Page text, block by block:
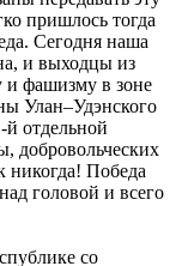
пришлось тогда
Сегодня наша
и выходцы из
и фашизму в зоне
Улан–Удэнского
отдельной
добровольческих
никогда! Победа
головой и всего
со